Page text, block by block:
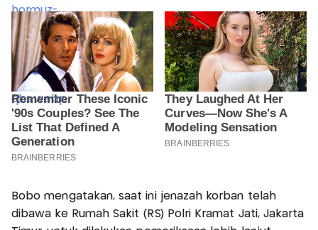
Bobo mengatakan, saat ini jenazah korban telah
dibawa ke Rumah Sakit (RS) Polri Kramat Jati, Jakarta